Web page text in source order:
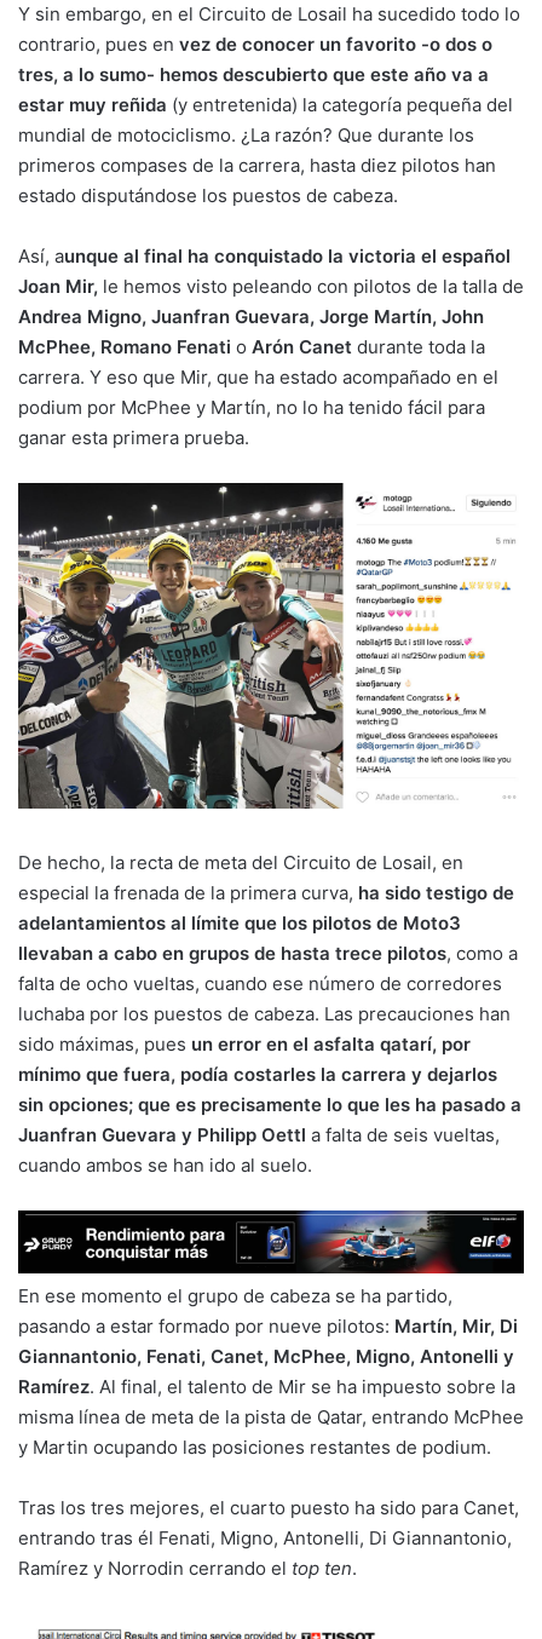
Y sin embargo, en el Circuito de Losail ha sucedido todo lo
contrario, pues en vez de conocer un favorito -o dos o
tres, a lo sumo- hemos descubierto que este año va a
estar muy reñida (y entretenida) la categoría pequeña del
mundial de motociclismo. ¿La razón? Que durante los
primeros compases de la carrera, hasta diez pilotos han
estado disputándose los puestos de cabeza.
Así, aunque al final ha conquistado la victoria el español
Joan Mir, le hemos visto peleando con pilotos de la talla de
Andrea Migno, Juanfran Guevara, Jorge Martín, John
McPhee, Romano Fenati o Arón Canet durante toda la
carrera. Y eso que Mir, que ha estado acompañado en el
podium por McPhee y Martín, no lo ha tenido fácil para
ganar esta primera prueba.
De hecho, la recta de meta del Circuito de Losail, en
especial la frenada de la primera curva, ha sido testigo de
adelantamientos al límite que los pilotos de Moto3
llevaban a cabo en grupos de hasta trece pilotos, como a
falta de ocho vueltas, cuando ese número de corredores
luchaba por los puestos de cabeza. Las precauciones han
sido máximas, pues un error en el asfalta qatarí, por
mínimo que fuera, podía costarles la carrera y dejarlos
sin opciones; que es precisamente lo que les ha pasado a
Juanfran Guevara y Philipp Oettl a falta de seis vueltas,
cuando ambos se han ido al suelo.
En ese momento el grupo de cabeza se ha partido,
pasando a estar formado por nueve pilotos: Martín, Mir, Di
Giannantonio, Fenati, Canet, McPhee, Migno, Antonelli y
Ramírez. Al final, el talento de Mir se ha impuesto sobre la
misma línea de meta de la pista de Qatar, entrando McPhee
y Martin ocupando las posiciones restantes de podium.
Tras los tres mejores, el cuarto puesto ha sido para Canet,
entrando tras él Fenati, Migno, Antonelli, Di Giannantonio,
Ramírez y Norrodin cerrando el top ten.